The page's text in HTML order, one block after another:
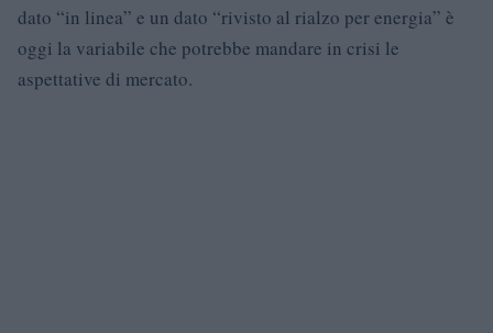
dato “in linea” e un dato “rivisto al rialzo per energia” è
oggi la variabile che potrebbe mandare in crisi le
aspettative di mercato.